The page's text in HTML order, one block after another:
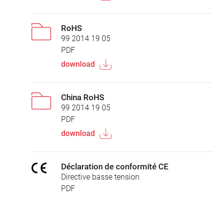
RoHS
99 2014 19 05
PDF
download
China RoHS
99 2014 19 05
PDF
download
Déclaration de conformité CE
Directive basse tension
PDF